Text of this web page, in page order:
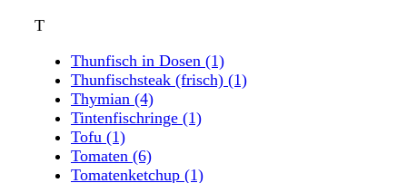
T
Thunfisch in Dosen (1)
Thunfischsteak (frisch) (1)
Thymian (4)
Tintenfischringe (1)
Tofu (1)
Tomaten (6)
Tomatenketchup (1)